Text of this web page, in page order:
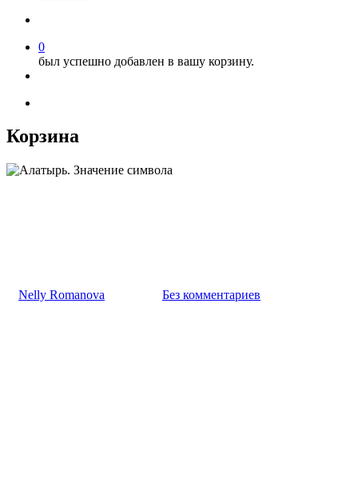
0
был успешно добавлен в вашу корзину.
Корзина
Nelly Romanova Без комментариев